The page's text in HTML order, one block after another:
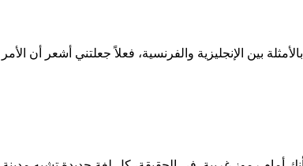
بين الإنجليزية والفرنسية، فعلاً جعلتني أشعر أن